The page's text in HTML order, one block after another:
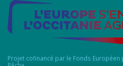
Projet cofinancé par le Fonds